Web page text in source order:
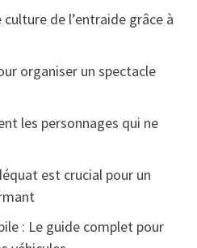
de l’entraide grâce à
organiser un spectacle
les personnages qui ne
est crucial pour un
: Le guide complet pour